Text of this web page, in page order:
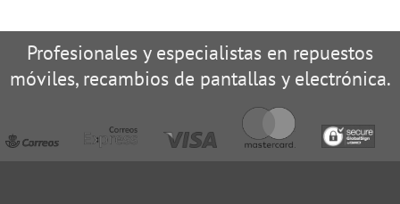
Profesionales y especialistas en repuestos
móviles, recambios de pantallas y electrónica.